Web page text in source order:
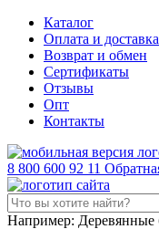
Каталог
Оплата и доставка
Возврат и обмен
Сертификаты
Отзывы
Опт
Контакты
8 800 600 92 11
Например: Деревянные